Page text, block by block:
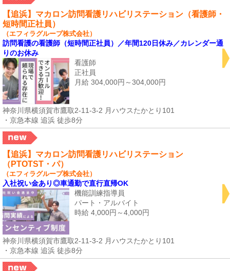
【追浜】マカロン訪問看護リハビリステーション（看護師・
短時間正社員）
（エフィラグループ株式会社）
訪問看護の看護師（短時間正社員）／年間120日休み／カレンダー通
りのお休み
看護師
正社員
月給 304,000円～304,000円
神奈川県横須賀市鷹取2-11-3-2 月ハウスたかとり101
・京急本線 追浜 徒歩8分
【追浜】マカロン訪問看護リハビリステーション
（PTOTST・パ）
（エフィラグループ株式会社）
入社祝い金あり◎車通勤で直行直帰OK
機能訓練指導員
パート・アルバイト
時給 4,000円～4,000円
神奈川県横須賀市鷹取2-11-3-2 月ハウスたかとり101
・京急本線 追浜 徒歩8分